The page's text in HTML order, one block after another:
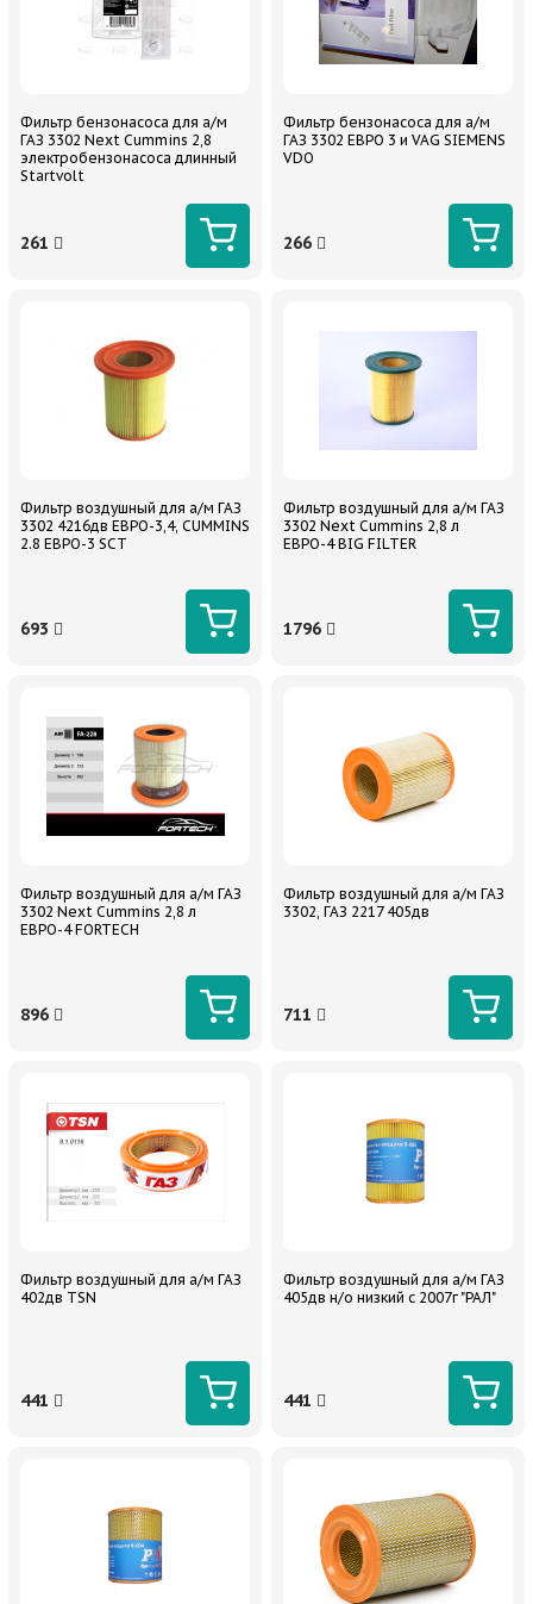
Фильтр бензонасоса для а/м
ГАЗ 3302 Next Cummins 2,8
электробензонасоса длинный
Startvolt
261
Фильтр бензонасоса для а/м
ГАЗ 3302 ЕВРО 3 и VAG SIEMENS
VDO
266
Фильтр воздушный для а/м ГАЗ
3302 4216дв ЕВРО-3,4, CUMMINS
2.8 ЕВРО-3 SCT
693
Фильтр воздушный для а/м ГАЗ
3302 Next Cummins 2,8 л
ЕВРО-4 BIG FILTER
1796
Фильтр воздушный для а/м ГАЗ
3302 Next Cummins 2,8 л
ЕВРО-4 FORTECH
896
Фильтр воздушный для а/м ГАЗ
3302, ГАЗ 2217 405дв
711
Фильтр воздушный для а/м ГАЗ
402дв TSN
441
Фильтр воздушный для а/м ГАЗ
405дв н/о низкий с 2007г "РАЛ"
441